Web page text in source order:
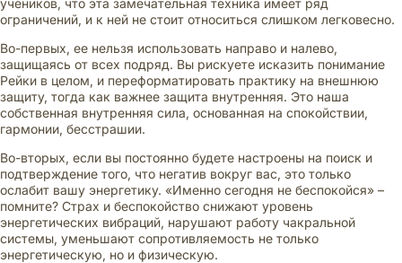
ограничений, и к ней не стоит относиться слишком легковесно.
Во-первых, ее нельзя использовать направо и налево,
защищаясь от всех подряд. Вы рискуете исказить понимание
Рейки в целом, и переформатировать практику на внешнюю
защиту, тогда как важнее защита внутренняя. Это наша
собственная внутренняя сила, основанная на спокойствии,
гармонии, бесстрашии.
Во-вторых, если вы постоянно будете настроены на поиск и
подтверждение того, что негатив вокруг вас, это только
ослабит вашу энергетику. «Именно сегодня не беспокойся» –
помните? Страх и беспокойство снижают уровень
энергетических вибраций, нарушают работу чакральной
системы, уменьшают сопротивляемость не только
энергетическую, но и физическую.